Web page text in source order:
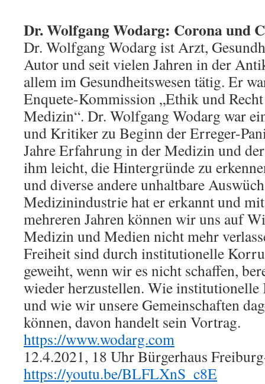
Dr. Wolfgang Wodarg: Corona und
Dr. Wolfgang Wodarg ist Arzt,
Autor und seit vielen Jahren in der
allem im Gesundheitswesen tätig. Er
Enquete-Kommission „Ethik und
Medizin“. Dr. Wolfgang Wodarg war
und Kritiker zu Beginn der Erreger-
Jahre Erfahrung in der Medizin und
ihm leicht, die Hintergründe zu
und diverse andere unhaltbare
Medizinindustrie hat er erkannt und
mehreren Jahren können wir uns auf
Medizin und Medien nicht mehr
Freiheit sind durch institutionelle
geweiht, wenn wir es nicht schaffen,
wieder herzustellen. Wie
und wie wir unsere Gemeinschaften
können, davon handelt sein Vortrag.
https://www.wodarg.com
12.4.2021, 18 Uhr Bürgerhaus
https://youtu.be/BLFLXnS_c8E